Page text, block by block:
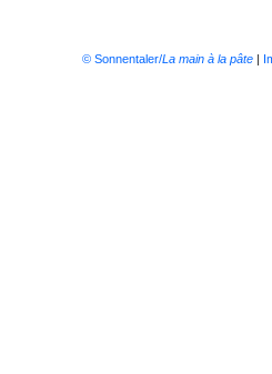
© Sonnentaler/La main à la pâte|